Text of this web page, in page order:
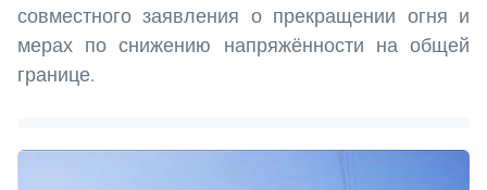
совместного заявления о прекращении огня и
мерах по снижению напряжённости на общей
границе.